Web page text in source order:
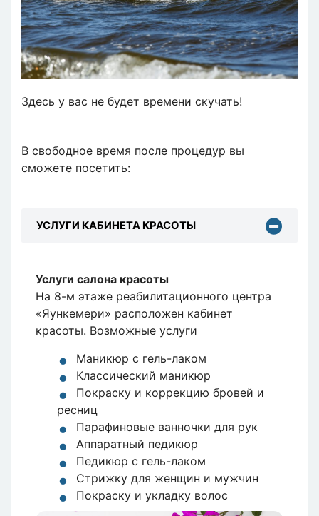
Здесь у вас не будет времени скучать!
В свободное время после процедур вы
сможете посетить:
УСЛУГИ КАБИНЕТА КРАСОТЫ
Услуги салона красоты
На 8-м этаже реабилитационного центра
«Яункемери» расположен кабинет
красоты. Возможные услуги
Маникюр с гель-лаком
Классический маникюр
Покраску и коррекцию бровей и
ресниц
Парафиновые ванночки для рук
Аппаратный педикюр
Педикюр с гель-лаком
Стрижку для женщин и мужчин
Покраску и укладку волос